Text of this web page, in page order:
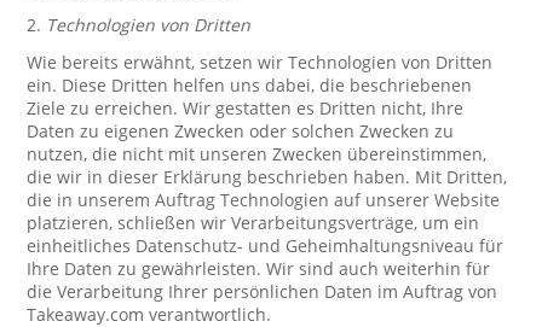
2. Technologien von Dritten
Wie bereits erwähnt, setzen wir Technologien von Dritten
ein. Diese Dritten helfen uns dabei, die beschriebenen
Ziele zu erreichen. Wir gestatten es Dritten nicht, Ihre
Daten zu eigenen Zwecken oder solchen Zwecken zu
nutzen, die nicht mit unseren Zwecken übereinstimmen,
die wir in dieser Erklärung beschrieben haben. Mit Dritten,
die in unserem Auftrag Technologien auf unserer Website
platzieren, schließen wir Verarbeitungsverträge, um ein
einheitliches Datenschutz- und Geheimhaltungsniveau für
Ihre Daten zu gewährleisten. Wir sind auch weiterhin für
die Verarbeitung Ihrer persönlichen Daten im Auftrag von
Takeaway.com verantwortlich.